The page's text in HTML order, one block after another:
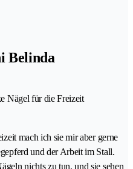
Belinda
Nägel für die Freizeit
mach ich sie mir aber gerne
und der Arbeit im Stall.
nichts zu tun, und sie sehen